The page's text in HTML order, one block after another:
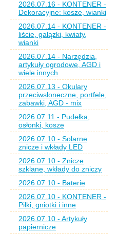
2026.07.16 - KONTENER -
Dekoracyjne: kosze, wianki
2026.07.14 - KONTENER -
liście, gałązki, kwiaty,
wianki
2026.07.14 - Narzędzia,
artykuły ogrodowe, AGD i
wiele innych
2026.07.13 - Okulary
przeciwsłoneczne, portfele,
zabawki, AGD - mix
2026.07.11 - Pudełka,
osłonki, kosze
2026.07.10 - Solarne
znicze i wkłady LED
2026.07.10 - Znicze
szklane, wkłady do zniczy
2026.07.10 - Baterie
2026.07.10 - KONTENER -
Piłki, gniotki i inne
2026.07.10 - Artykuły
papiernicze